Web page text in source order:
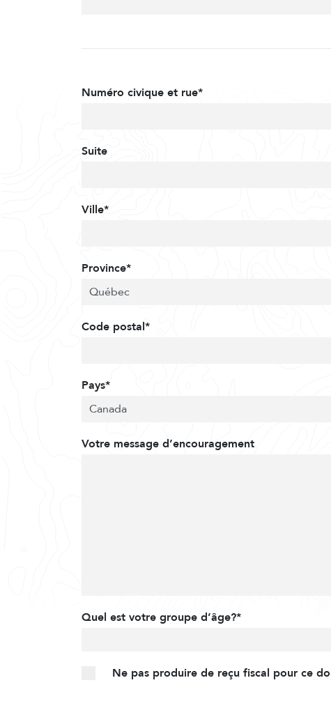
Numéro civique et rue*
Suite
Ville*
Province*
Code postal*
Pays*
Votre message d’encouragement
Quel est votre groupe d’âge?*
Ne pas produire de reçu fiscal pour ce